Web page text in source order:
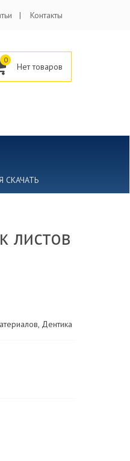
Контакты
0
СКАЧАТЬ
листов
Дентика